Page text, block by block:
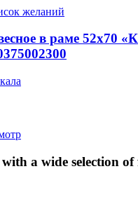
желаний
в раме 52х70
a wide selection